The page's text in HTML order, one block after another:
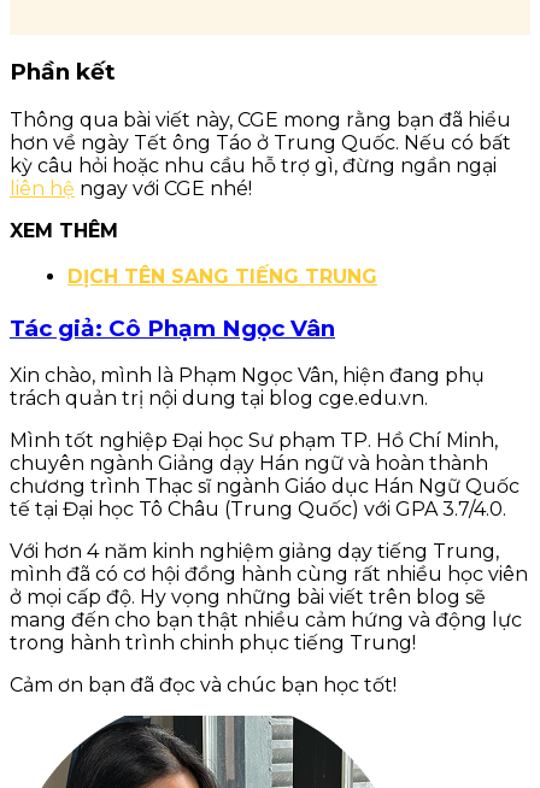
Phần kết
Thông qua bài viết này, CGE mong rằng bạn đã hiểu
hơn về ngày Tết ông Táo ở Trung Quốc. Nếu có bất
kỳ câu hỏi hoặc nhu cầu hỗ trợ gì, đừng ngần ngại
liên hệ ngay với CGE nhé!
XEM THÊM
DỊCH TÊN SANG TIẾNG TRUNG
Tác giả: Cô Phạm Ngọc Vân
Xin chào, mình là Phạm Ngọc Vân, hiện đang phụ
trách quản trị nội dung tại blog cge.edu.vn.
Mình tốt nghiệp Đại học Sư phạm TP. Hồ Chí Minh,
chuyên ngành Giảng dạy Hán ngữ và hoàn thành
chương trình Thạc sĩ ngành Giáo dục Hán Ngữ Quốc
tế tại Đại học Tô Châu (Trung Quốc) với GPA 3.7/4.0.
Với hơn 4 năm kinh nghiệm giảng dạy tiếng Trung,
mình đã có cơ hội đồng hành cùng rất nhiều học viên
ở mọi cấp độ. Hy vọng những bài viết trên blog sẽ
mang đến cho bạn thật nhiều cảm hứng và động lực
trong hành trình chinh phục tiếng Trung!
Cảm ơn bạn đã đọc và chúc bạn học tốt!